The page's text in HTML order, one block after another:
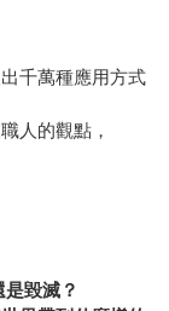
千萬種應用方式
人的觀點，
毀滅？